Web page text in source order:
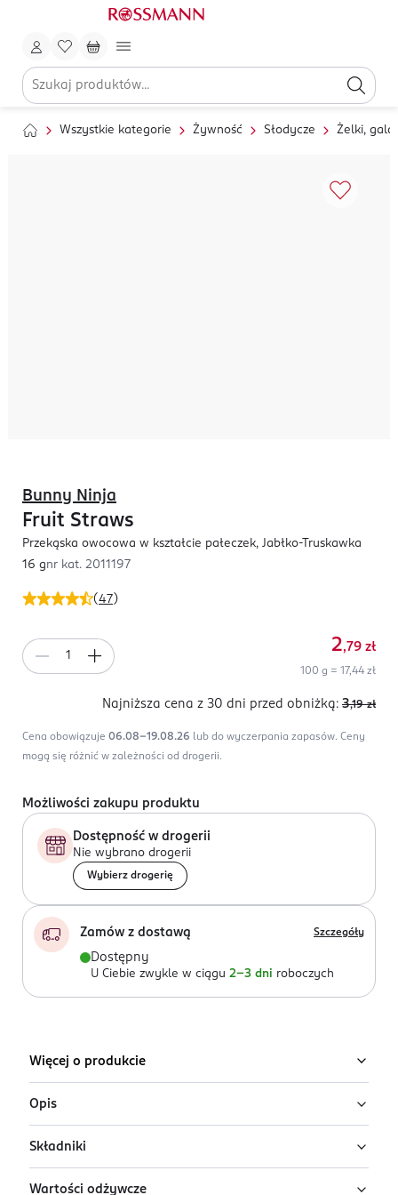
Wszystkie kategorie Żywność Słodycze Żelki,
(47)
Bunny Ninja
Fruit Straws
Przekąska owocowa w kształcie pałeczek, Jabłko-Truskawka
16 gnr kat. 2011197
2,79 zł
100 g = 17,44 zł
Najniższa cena z 30 dni przed obniżką: 3,19 zł
Cena obowiązuje 06.08-19.08.26 lub do wyczerpania zapasów. Ceny
mogą się różnić w zależności od drogerii.
Możliwości zakupu produktu
Dostępność w drogerii
Nie wybrano drogerii
Wybierz drogerię
Zamów z dostawą Szczegóły
Dostępny
U Ciebie zwykle w ciągu 2-3 dni roboczych
Więcej o produkcie
Opis
Przekąska owocowa w kształcie pałeczek o smaku
jabłko-truskawka.
Składniki
Wartości odżywcze